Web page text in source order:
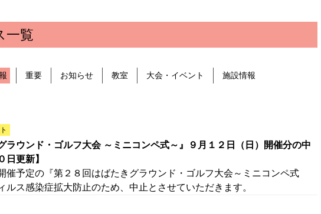
一覧
重要 お知らせ 教室 大会・イベント 施設情報
ラウンド・ゴルフ大会 ～ミニコンペ式～』９月１２日（日）開催分の中
日更新】
催予定の『第２８回はばたきグラウンド・ゴルフ大会～ミニコンペ式
ルス感染症拡大防止のため、中止とさせていただきます。